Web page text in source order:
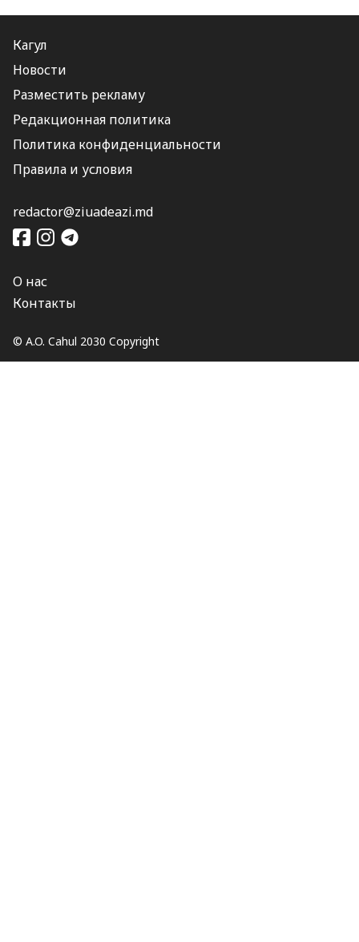
© A.O. Cahul 2030 Copyright
Кагул
Новости
Разместить рекламу
Редакционная политика
Политика конфиденциальности
Правила и условия
redactor@ziuadeazi.md
О нас
Контакты